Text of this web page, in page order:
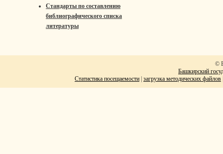
Стандарты по составлению
библиографического списка
литературы
©
Башкирский
Статистика посещаемости загрузка методических файлов